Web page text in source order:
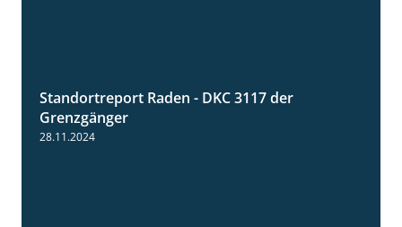
Standortreport Raden - DKC 3117 der
Grenzgänger
28.11.2024